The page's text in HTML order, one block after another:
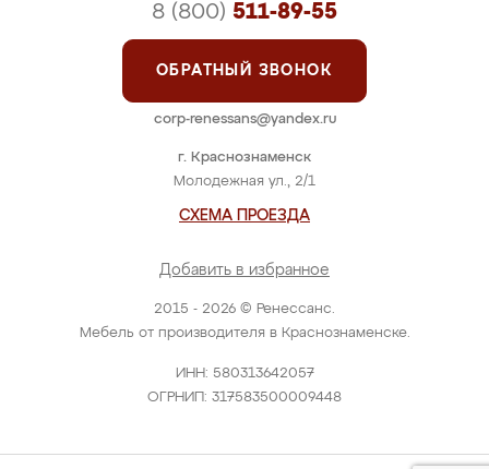
2015 - 2026 © Ренессанс.
Мебель от производителя в Краснознаменске.
ИНН: 580313642057
ОГРНИП: 317583500009448
г. Краснознаменск
Молодежная ул., 2/1
СХЕМА ПРОЕЗДА
Добавить в избранное
8 (800) 511-89-55
ОБРАТНЫЙ ЗВОНОК
corp-renessans@yandex.ru